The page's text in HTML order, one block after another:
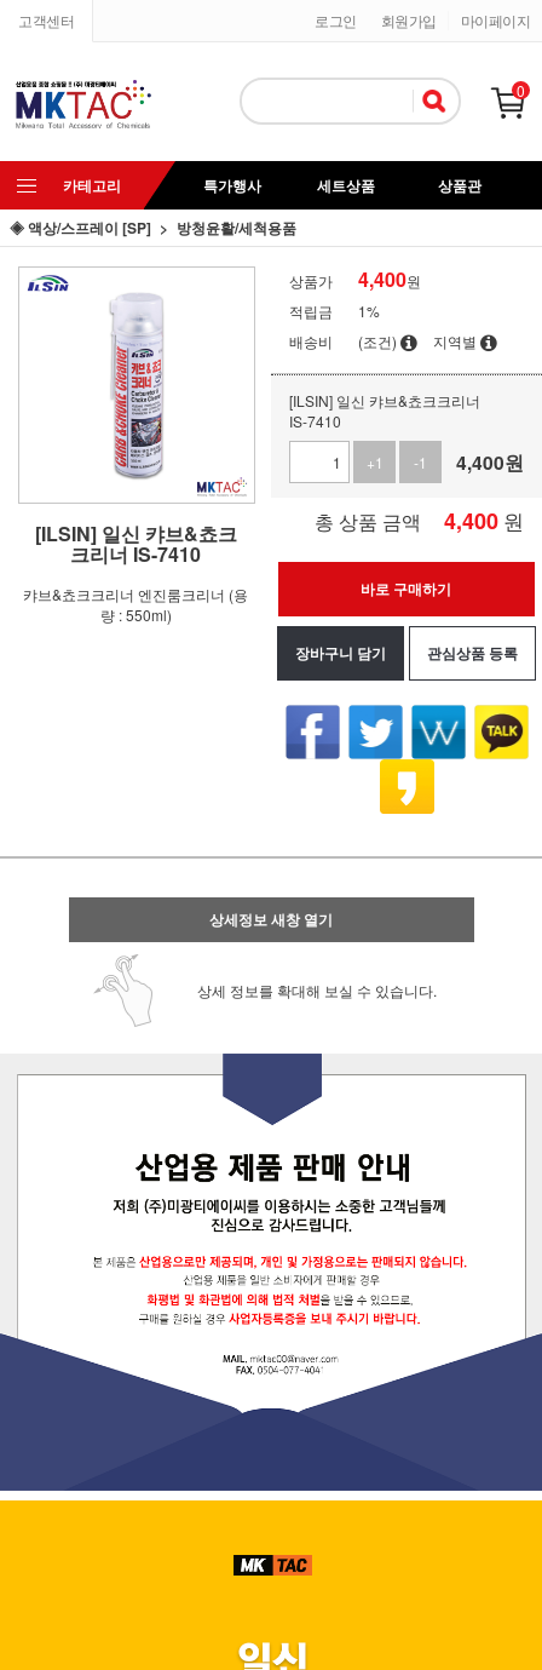
고객센터 마이페이지
회원가입
로그인
0
카테고리 특가행사 세트상품
상품관
◈ 액상/스프레이 [SP]
방청윤활/세척용품
[ILSIN] 일신 캬브&쵸크
크리너 IS-7410
캬브&쵸크크리너 엔진룸크리너 (용
량 : 550ml)
상품가 4,400원
적립금
1%
배송비
(조건) 지역별
[ILSIN] 일신 캬브&쵸크크리너
IS-7410
+1
-1 4,400원
총 상품 금액 4,400 원
바로 구매하기
장바구니 담기 관심상품 등록
상세정보 새창 열기
상세 정보를 확대해 보실 수 있습니다.